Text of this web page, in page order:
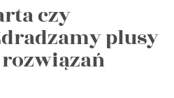
czy
plusy